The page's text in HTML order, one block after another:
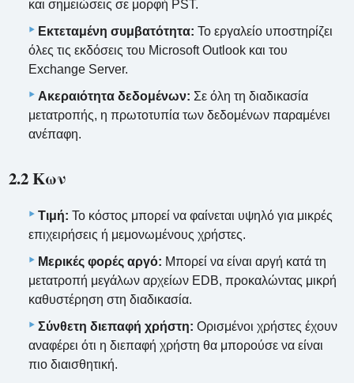
και σημειώσεις σε μορφή PST.
Εκτεταμένη συμβατότητα: Το εργαλείο υποστηρίζει
όλες τις εκδόσεις του Microsoft Outlook και του
Exchange Server.
Ακεραιότητα δεδομένων: Σε όλη τη διαδικασία
μετατροπής, η πρωτοτυπία των δεδομένων παραμένει
ανέπαφη.
2.2 Κων
Τιμή: Το κόστος μπορεί να φαίνεται υψηλό για μικρές
επιχειρήσεις ή μεμονωμένους χρήστες.
Μερικές φορές αργό: Μπορεί να είναι αργή κατά τη
μετατροπή μεγάλων αρχείων EDB, προκαλώντας μικρή
καθυστέρηση στη διαδικασία.
Σύνθετη διεπαφή χρήστη: Ορισμένοι χρήστες έχουν
αναφέρει ότι η διεπαφή χρήστη θα μπορούσε να είναι
πιο διαισθητική.